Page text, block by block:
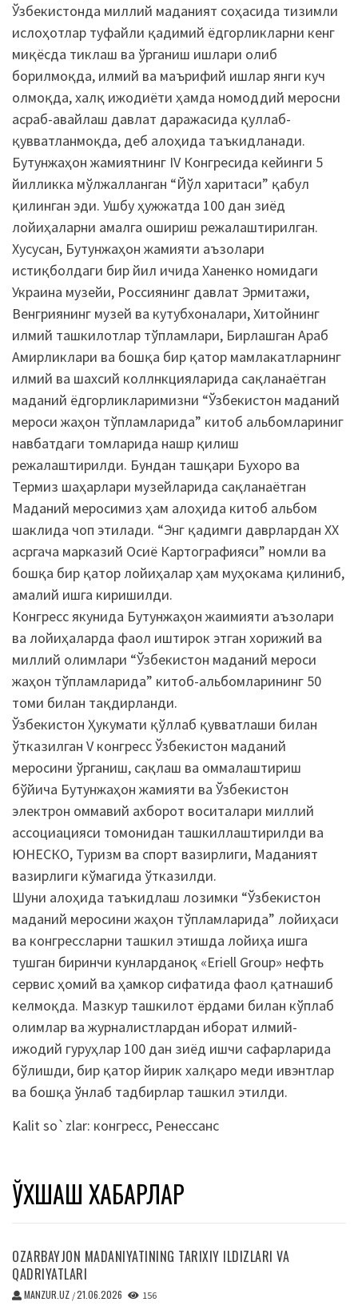
Ўзбекистонда миллий маданият соҳасида тизимли
ислоҳотлар туфайли қадимий ёдгорликларни кенг
миқёсда тиклаш ва ўрганиш ишлари олиб
борилмоқда, илмий ва маърифий ишлар янги куч
олмоқда, халқ ижодиёти ҳамда номоддий меросни
асраб-авайлаш давлат даражасида қуллаб-
қувватланмоқда, деб алоҳида таъкидланади.
Бутунжаҳон жамиятнинг IV Конгресида кейинги 5
йилликка мўлжалланган “Йўл харитаси” қабул
қилинган эди. Ушбу ҳужжатда 100 дан зиёд
лойиҳаларни амалга ошириш режалаштирилган.
Хусусан, Бутунжаҳон жамияти аъзолари
истиқболдаги бир йил ичида Ханенко номидаги
Украина музейи, Россиянинг давлат Эрмитажи,
Венгриянинг музей ва кутубхоналари, Хитойнинг
илмий ташкилотлар тўпламлари, Бирлашган Араб
Амирликлари ва бошқа бир қатор мамлакатларнинг
илмий ва шахсий коллнкцияларида сақланаётган
маданий ёдгорликларимизни “Ўзбекистон маданий
мероси жаҳон тўпламларида” китоб альбомлариниг
навбатдаги томларида нашр қилиш
режалаштирилди. Бундан ташқари Бухоро ва
Термиз шаҳарлари музейларида сақланаётган
Маданий меросимиз ҳам алоҳида китоб альбом
шаклида чоп этилади. “Энг қадимги даврлардан ХХ
асргача марказий Осиё Картографияси” номли ва
бошқа бир қатор лойиҳалар ҳам муҳокама қилиниб,
амалий ишга киришилди.
Конгресс якунида Бутунжаҳон жаимияти аъзолари
ва лойиҳаларда фаол иштирок этган хорижий ва
миллий олимлари “Ўзбекистон маданий мероси
жаҳон тўпламларида” китоб-альбомларининг 50
томи билан тақдирланди.
Ўзбекистон Ҳукумати қўллаб қувватлаши билан
ўтказилган V конгресс Ўзбекистон маданий
меросини ўрганиш, сақлаш ва оммалаштириш
бўйича Бутунжаҳон жамияти ва Ўзбекистон
электрон оммавий ахборот воситалари миллий
ассоциацияси томонидан ташкиллаштирилди ва
ЮНEСКО, Туризм ва спорт вазирлиги, Маданият
вазирлиги кўмагида ўтказилди.
Шуни алоҳида таъкидлаш лозимки “Ўзбекистон
маданий меросини жаҳон тўпламларида” лойиҳаси
ва конгрессларни ташкил этишда лойиҳа ишга
тушган биринчи кунларданоқ «Eriell Group» нефть
сервис ҳомий ва ҳамкор сифатида фаол қатнашиб
келмоқда. Мазкур ташкилот ёрдами билан кўплаб
олимлар ва журналистлардан иборат илмий-
ижодий гуруҳлар 100 дан зиёд ишчи сафарларида
бўлишди, бир қатор йирик халқаро меди ивэнтлар
ва бошқа ўнлаб тадбирлар ташкил этилди.
Kalit so`zlar: конгресс, Ренессанс
ЎХШАШ ХАБАРЛАР
OZARBAYJON MADANIYATINING TARIXIY ILDIZLARI VA
QADRIYATLARI
MANZUR.UZ /21.06.2026 156